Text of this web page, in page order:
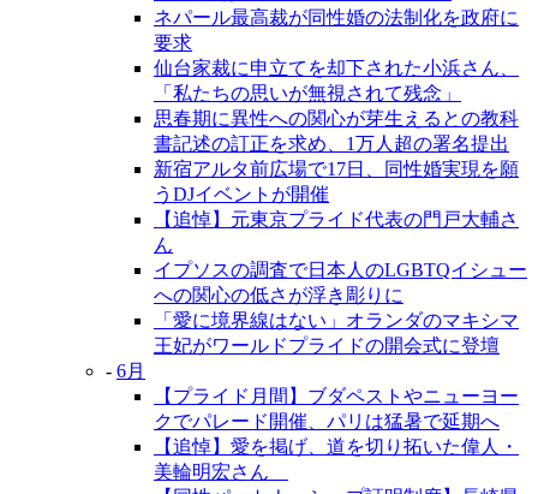
ネパール最高裁が同性婚の法制化を政府に
要求
仙台家裁に申立てを却下された小浜さん、
「私たちの思いが無視されて残念」
思春期に異性への関心が芽生えるとの教科
書記述の訂正を求め、1万人超の署名提出
新宿アルタ前広場で17日、同性婚実現を願
うDJイベントが開催
【追悼】元東京プライド代表の門戸大輔さ
ん
イプソスの調査で日本人のLGBTQイシュー
への関心の低さが浮き彫りに
「愛に境界線はない」オランダのマキシマ
王妃がワールドプライドの開会式に登壇
- 6月
【プライド月間】ブダペストやニューヨー
クでパレード開催、パリは猛暑で延期へ
【追悼】愛を掲げ、道を切り拓いた偉人・
美輪明宏さん